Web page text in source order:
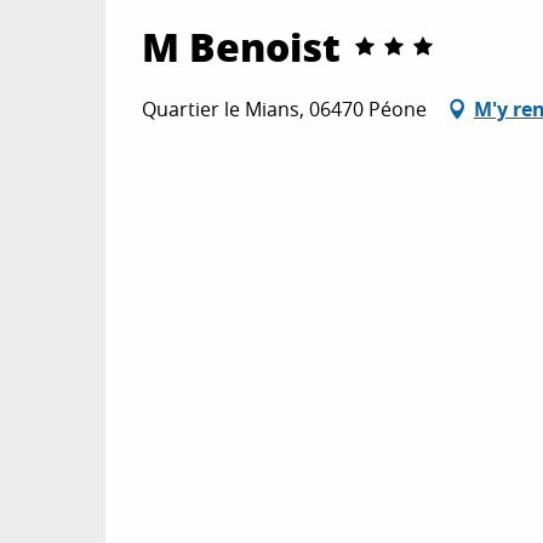
M Benoist
Quartier le Mians, 06470 Péone M'y